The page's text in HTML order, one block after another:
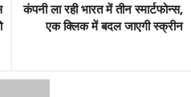
कंपनी ला रही भारत में तीन स्मार्टफोन्स,
एक क्लिक में बदल जाएगी स्क्रीन